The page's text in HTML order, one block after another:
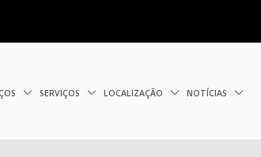
SERVIÇOS LOCALIZAÇÃO NOTÍCIAS